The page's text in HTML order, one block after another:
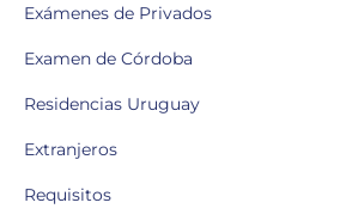
Exámenes de Privados
Examen de Córdoba
Residencias Uruguay
Extranjeros
Requisitos